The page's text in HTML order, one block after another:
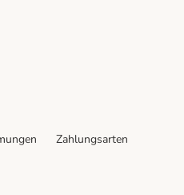
Zahlungsarten